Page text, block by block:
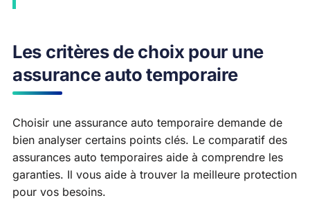
Les critères de choix pour une
assurance auto temporaire
Choisir une assurance auto temporaire demande de
bien analyser certains points clés. Le comparatif des
assurances auto temporaires aide à comprendre les
garanties. Il vous aide à trouver la meilleure protection
pour vos besoins.